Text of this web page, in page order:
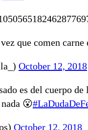
que comen
October 12, 2018
es del cuerpo
😮
October 12, 2018